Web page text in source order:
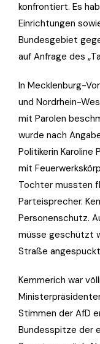
konfrontiert. Es
Einrichtungen
Bundesgebiet
auf Anfrage des
In Mecklenburg-
und Nordrhein-
mit Parolen
wurde nach
Politikerin Karoline
mit
Tochter mussten
Parteisprecher.
Personenschutz.
müsse geschützt
Straße
Kemmerich war
Stimmen der AfD
Bundesspitze der